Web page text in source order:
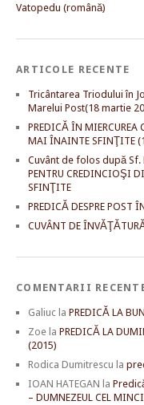
Vatopedu (română)
ARTICOLE RECENTE
Tricântarea Triodului în
Marelui Post(18 martie
PREDICĂ ÎN MIERCUREA
MAI ÎNAINTE SFINŢITE
Cuvânt de folos după Sf.
PENTRU CREDINCIOŞI
SFINŢITE
PREDICĂ DESPRE POST
CUVÂNT DE
COMENTARII
Galiuc la PREDICĂ LA
Zoe la PREDICĂ LA
(2015)
Rodica Dumitrescu la
IOAN HATEGAN la
– DUMNEZEUL CEL